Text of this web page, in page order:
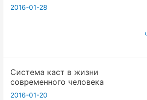
2016-01-28
Система каст в жизни
современного человека
2016-01-20